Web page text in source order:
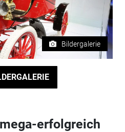
Bildergalerie
erfolgreich